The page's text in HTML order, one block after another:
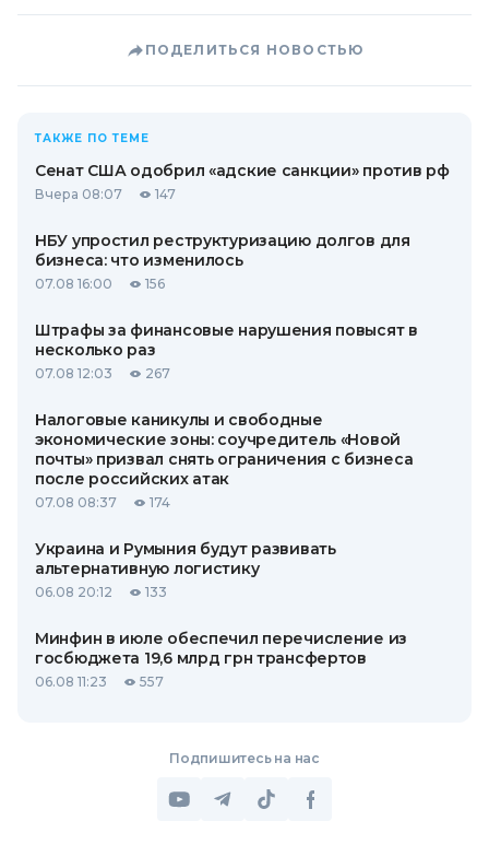
ПОДЕЛИТЬСЯ НОВОСТЬЮ
ТАКЖЕ ПО ТЕМЕ
Сенат США одобрил «адские санкции» против рф
Вчера 08:07 147
НБУ упростил реструктуризацию долгов для
бизнеса: что изменилось
07.08 16:00 156
Штрафы за финансовые нарушения повысят в
несколько раз
07.08 12:03 267
Налоговые каникулы и свободные
экономические зоны: соучредитель «Новой
почты» призвал снять ограничения с бизнеса
после российских атак
07.08 08:37 174
Украина и Румыния будут развивать
альтернативную логистику
06.08 20:12 133
Минфин в июле обеспечил перечисление из
госбюджета 19,6 млрд грн трансфертов
06.08 11:23 557
Подпишитесь на нас